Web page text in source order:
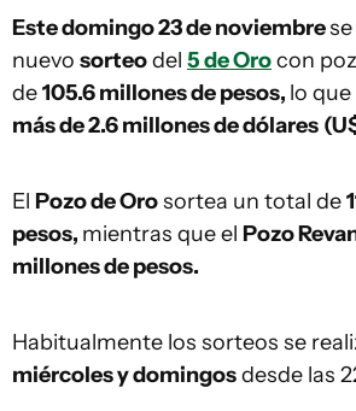
Este domingo 23 de noviembre
nuevo sorteodel 5 de Orocon
de105.6 millones de pesos, lo
más de 2.6 millones dedólares
El Pozo de Orosortea un total de
pesos, mientras que el Pozo
millones de pesos.
Habitualmente los sorteos se
miércoles y domingosdesde las